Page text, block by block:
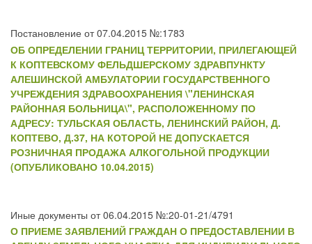
Постановление от 07.04.2015 №:1783
ОБ ОПРЕДЕЛЕНИИ ГРАНИЦ ТЕРРИТОРИИ, ПРИЛЕГАЮЩЕЙ
К КОПТЕВСКОМУ ФЕЛЬДШЕРСКОМУ ЗДРАВПУНКТУ
АЛЕШИНСКОЙ АМБУЛАТОРИИ ГОСУДАРСТВЕННОГО
УЧРЕЖДЕНИЯ ЗДРАВООХРАНЕНИЯ \"ЛЕНИНСКАЯ
РАЙОННАЯ БОЛЬНИЦА\", РАСПОЛОЖЕННОМУ ПО
АДРЕСУ: ТУЛЬСКАЯ ОБЛАСТЬ, ЛЕНИНСКИЙ РАЙОН, Д.
КОПТЕВО, Д.37, НА КОТОРОЙ НЕ ДОПУСКАЕТСЯ
РОЗНИЧНАЯ ПРОДАЖА АЛКОГОЛЬНОЙ ПРОДУКЦИИ
(ОПУБЛИКОВАНО 10.04.2015)
Иные документы от 06.04.2015 №:20-01-21/4791
О ПРИЕМЕ ЗАЯВЛЕНИЙ ГРАЖДАН О ПРЕДОСТАВЛЕНИИ В